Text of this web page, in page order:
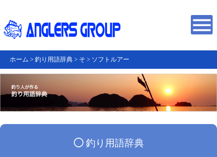
ホーム > 釣り用語辞典 > そ > ソフトルアー
◯釣り用語辞典